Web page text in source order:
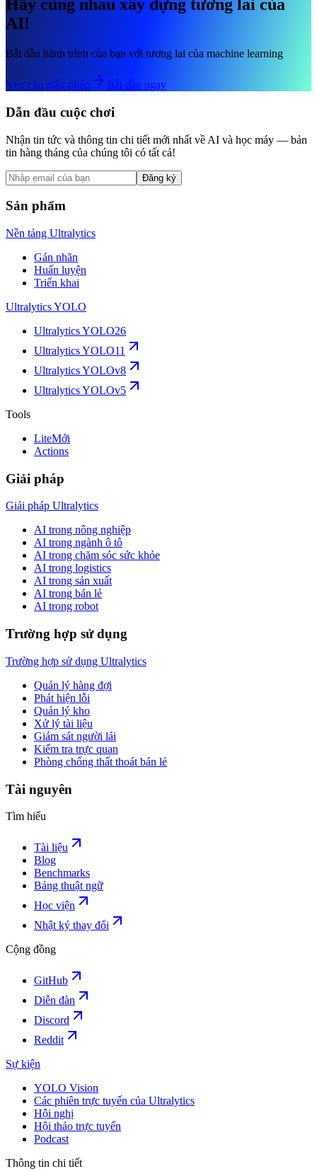
Hãy cùng nhau xây dựng tương lai của
AI!
Bắt đầu hành trình của bạn với tương lai của machine learning
Yêu cầu giấy phép Bắt đầu ngay
Dẫn đầu cuộc chơi
Nhận tin tức và thông tin chi tiết mới nhất về AI và học máy — bản
tin hàng tháng của chúng tôi có tất cả!
Đăng ký
Sản phẩm
Nền tảng Ultralytics
Gán nhãn
Huấn luyện
Triển khai
Ultralytics YOLO
Ultralytics YOLO26
Ultralytics YOLO11
Ultralytics YOLOv8
Ultralytics YOLOv5
Tools
LiteMới
Actions
Giải pháp
Giải pháp Ultralytics
AI trong nông nghiệp
AI trong ngành ô tô
AI trong chăm sóc sức khỏe
AI trong logistics
AI trong sản xuất
AI trong bán lẻ
AI trong robot
Trường hợp sử dụng
Trường hợp sử dụng Ultralytics
Quản lý hàng đợi
Phát hiện lỗi
Quản lý kho
Xử lý tài liệu
Giám sát người lái
Kiểm tra trực quan
Phòng chống thất thoát bán lẻ
Tài nguyên
Tìm hiểu
Tài liệu
Blog
Benchmarks
Bảng thuật ngữ
Học viện
Nhật ký thay đổi
Cộng đồng
GitHub
Diễn đàn
Discord
Reddit
Sự kiện
YOLO Vision
Các phiên trực tuyến của Ultralytics
Hội nghị
Hội thảo trực tuyến
Podcast
Thông tin chi tiết